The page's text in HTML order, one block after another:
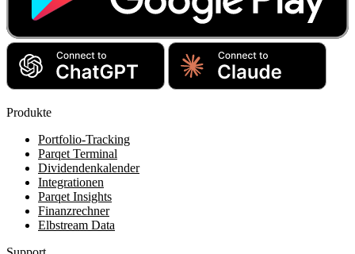
Produkte
Portfolio-Tracking
Parqet Terminal
Dividendenkalender
Integrationen
Parqet Insights
Finanzrechner
Elbstream Data